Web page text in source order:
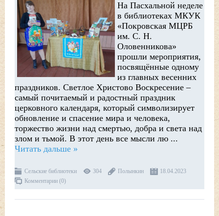
На Пасхальной неделе
в библиотеках МКУК
«Покровская МЦРБ
им. С. Н.
Оловенникова»
прошли мероприятия,
посвящённые одному
из главных весенних
праздников. Светлое Христово Воскресение –
самый почитаемый и радостный праздник
церковного календаря, который символизирует
обновление и спасение мира и человека,
торжество жизни над смертью, добра и света над
злом и тьмой. В этот день все мысли лю ...
Читать дальше »
Сельские библиотеки 304 Полынкин
18.04.2023
Комментарии (0)